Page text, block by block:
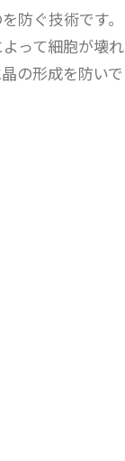
防ぐ技術です。
って細胞が壊れ
の形成を防いで